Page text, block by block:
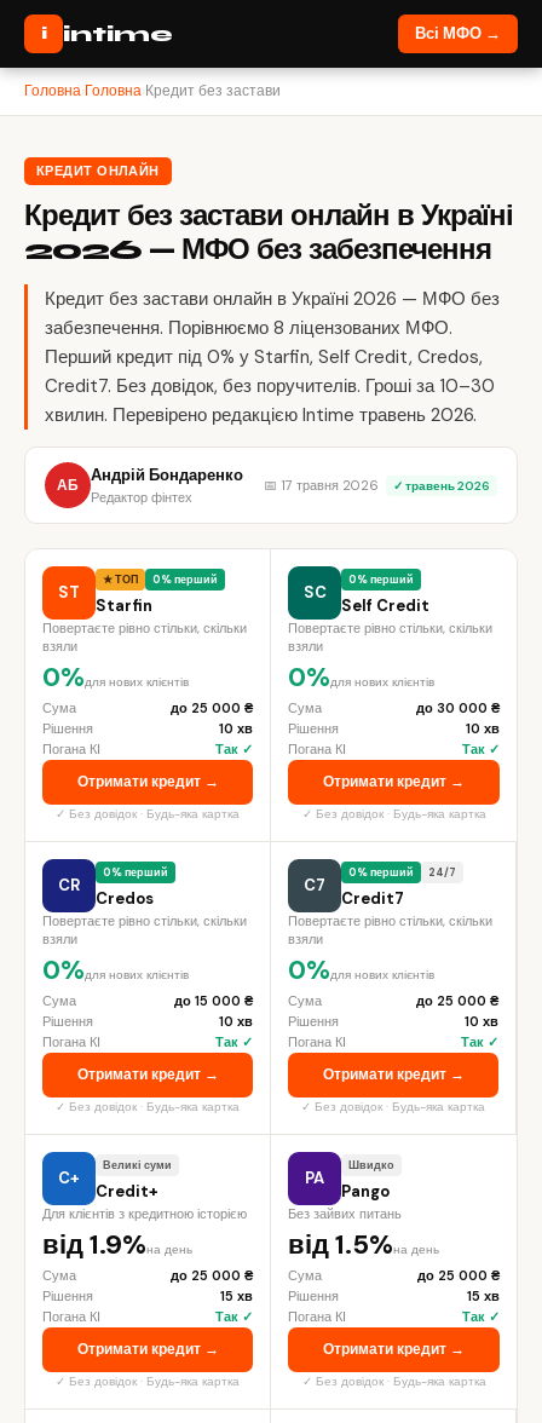
i intime Всі МФО →
Головна›Головна›Кредит без застави
КРЕДИТ ОНЛАЙН
Кредит без застави онлайн в Україні
2026 — МФО без забезпечення
Кредит без застави онлайн в Україні 2026 — МФО без
забезпечення. Порівнюємо 8 ліцензованих МФО.
Перший кредит під 0% у Starfin, Self Credit, Credos,
Credit7. Без довідок, без поручителів. Гроші за 10–30
хвилин. Перевірено редакцією Intime травень 2026.
АБ Андрій Бондаренко
Редактор фінтех
📅 17 травня 2026 ✓ травень 2026
ST
★ ТОП 0% перший
Starfin
Повертаєте рівно стільки, скільки
взяли
0%для нових клієнтів
Сума
до 25 000 ₴
Рішення
10 хв
Погана КІ
Так ✓
Отримати кредит →
✓ Без довідок · Будь-яка картка
SC
0% перший
Self Credit
Повертаєте рівно стільки, скільки
взяли
0%для нових клієнтів
Сума
до 30 000 ₴
Рішення
10 хв
Погана КІ
Так ✓
Отримати кредит →
✓ Без довідок · Будь-яка картка
CR
0% перший
Credos
Повертаєте рівно стільки, скільки
взяли
0%для нових клієнтів
Сума
до 15 000 ₴
Рішення
10 хв
Погана КІ
Так ✓
Отримати кредит →
✓ Без довідок · Будь-яка картка
C7
0% перший 24/7
Credit7
Повертаєте рівно стільки, скільки
взяли
0%для нових клієнтів
Сума
до 25 000 ₴
Рішення
10 хв
Погана КІ
Так ✓
Отримати кредит →
✓ Без довідок · Будь-яка картка
C+
Великі суми
Credit+
Для клієнтів з кредитною історією
від 1.9%на день
Сума
до 25 000 ₴
Рішення
15 хв
Погана КІ
Так ✓
Отримати кредит →
✓ Без довідок · Будь-яка картка
PA
Швидко
Pango
Без зайвих питань
від 1.5%на день
Сума
до 25 000 ₴
Рішення
15 хв
Погана КІ
Так ✓
Отримати кредит →
✓ Без довідок · Будь-яка картка